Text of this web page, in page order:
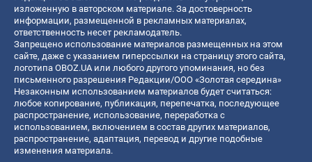
изложенную в авторском материале. За достоверность
информации, размещенной в рекламных материалах,
ответственность несет рекламодатель.
Запрещено использование материалов размещенных на этом
сайте, даже с указанием гиперссылки на страницу этого сайта,
логотипа OBOZ.UA или любого другого упоминания, но без
письменного разрешения Редакции/ООО «Золотая середина»
Незаконным использованием материалов будет считаться:
любое копирование, публикация, перепечатка, последующее
распространение, использование, переработка с
использованием, включением в состав других материалов,
распространение, адаптация, перевод и другие подобные
изменения материала.